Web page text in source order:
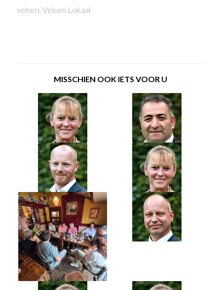
velsen, Velsen Lokaal
MISSCHIEN OOK IETS VOOR U